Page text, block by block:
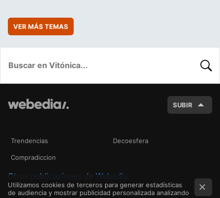
VER MÁS TEMAS
SUBIR
Trendencias Decoesfera
Compradiccion
Otras publicaciones de Webedia
Utilizamos cookies de terceros para generar estadísticas
de audiencia y mostrar publicidad personalizada analizando